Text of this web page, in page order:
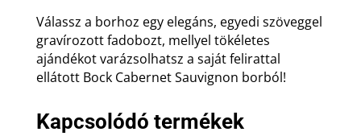
Válassz a borhoz egy elegáns, egyedi szöveggel
gravírozott fadobozt, mellyel tökéletes
ajándékot varázsolhatsz a saját felirattal
ellátott Bock Cabernet Sauvignon borból!
Kapcsolódó termékek